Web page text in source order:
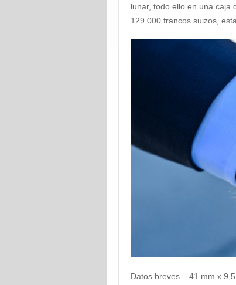
lunar, todo ello en una caja
129.000 francos suizos,
Datos breves – 41 mm x